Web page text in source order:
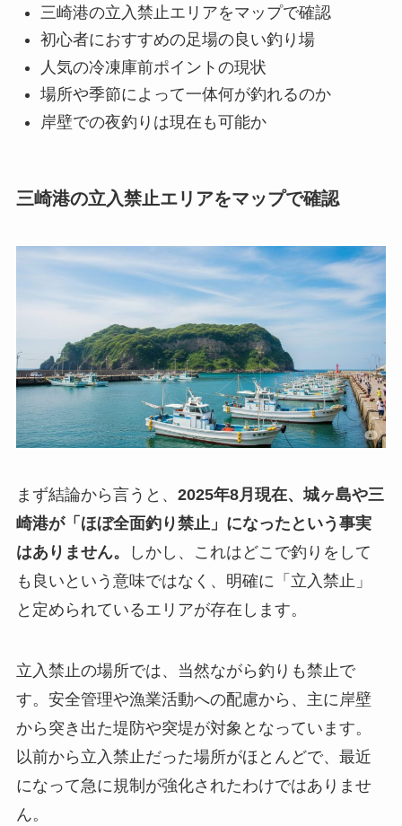
三崎港の立入禁止エリアをマップで確認
初心者におすすめの足場の良い釣り場
人気の冷凍庫前ポイントの現状
場所や季節によって一体何が釣れるのか
岸壁での夜釣りは現在も可能か
三崎港の立入禁止エリアをマップで確認
まず結論から言うと、 2025年8月現在、城ヶ島や三
崎港が「ほぼ全面釣り禁止」になったという事実
はありません。
しかし、これはどこで釣りをして
も良いという意味ではなく、 明確に「立入禁止」
と定められているエリアが存在します。
立入禁止の場所では、当然ながら釣りも禁止で
す。安全管理や漁業活動への配慮から、主に岸壁
から突き出た堤防や突堤が対象となっています。
以前から立入禁止だった場所がほとんどで、最近
になって急に規制が強化されたわけではありませ
ん。